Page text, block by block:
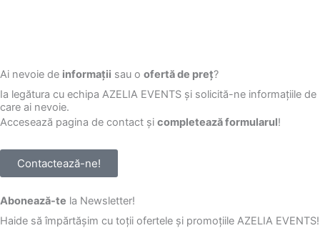
Ai nevoie de informații sau o ofertă de preț?
Ia legătura cu echipa AZELIA EVENTS și solicită-ne informațiile de
care ai nevoie.
Accesează pagina de contact și completează formularul!
Contactează-ne!
Abonează-te la Newsletter!
Haide să împărtășim cu toții ofertele și promoțiile AZELIA EVENTS!